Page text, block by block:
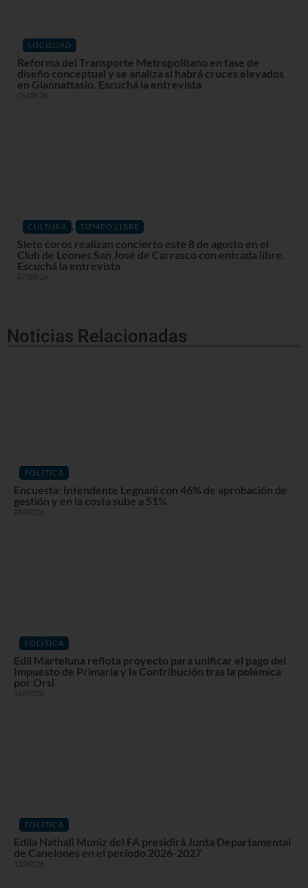
SOCIEDAD
Reforma del Transporte Metropolitano en fase de
diseño conceptual y se analiza si habrá cruces elevados
en Giannattasio. Escuchá la entrevista
05/08/26
CULTURA , TIEMPO LIBRE
Siete coros realizan concierto este 8 de agosto en el
Club de Leones San José de Carrasco con entrada libre.
Escuchá la entrevista
07/08/26
Noticias Relacionadas
POLÍTICA
Encuesta: Intendente Legnani con 46% de aprobación de
gestión y en la costa sube a 51%
28/07/26
POLÍTICA
Edil Marteluna reflota proyecto para unificar el pago del
Impuesto de Primaria y la Contribución tras la polémica
por Orsi
16/07/26
POLÍTICA
Edila Nathali Muniz del FA presidirá Junta Departamental
de Canelones en el período 2026-2027
13/07/26